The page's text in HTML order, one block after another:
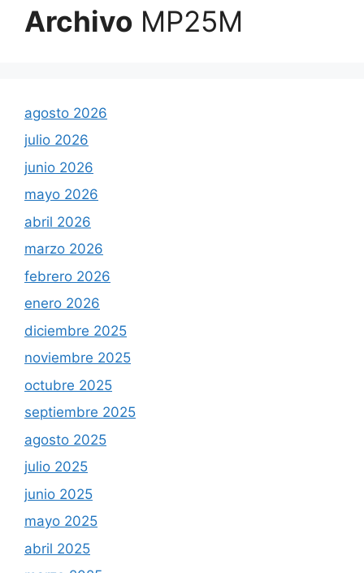
Archivo MP25M
agosto 2026
julio 2026
junio 2026
mayo 2026
abril 2026
marzo 2026
febrero 2026
enero 2026
diciembre 2025
noviembre 2025
octubre 2025
septiembre 2025
agosto 2025
julio 2025
junio 2025
mayo 2025
abril 2025